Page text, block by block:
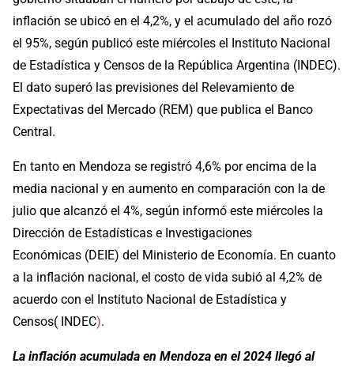
inflación se ubicó en el 4,2%, y el acumulado del año rozó
el 95%, según publicó este miércoles el Instituto Nacional
de Estadística y Censos de la República Argentina (INDEC).
El dato superó las previsiones del Relevamiento de
Expectativas del Mercado (REM) que publica el Banco
Central.
En tanto en Mendoza se registró 4,6% por encima de la
media nacional y en aumento en comparación con la de
julio que alcanzó el 4%, según informó este miércoles la
Dirección de Estadísticas e Investigaciones
Económicas (DEIE) del Ministerio de Economía. En cuanto
a la inflación nacional, el costo de vida subió al 4,2% de
acuerdo con el Instituto Nacional de Estadística y
Censos( INDEC).
La inflación acumulada en Mendoza en el 2024 llegó al